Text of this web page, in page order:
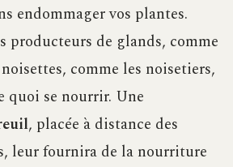
endommager vos plantes.
producteurs de glands, comme
comme les noisetiers,
se nourrir. Une
, placée à distance des
leur fournira de la nourriture